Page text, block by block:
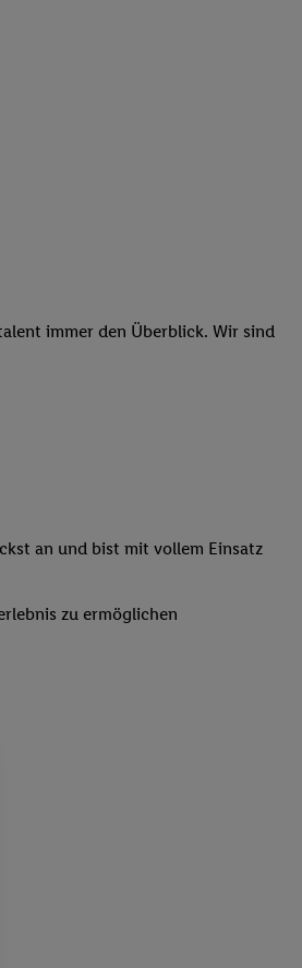
immer den Überblick. Wir sind
an und bist mit vollem Einsatz
zu ermöglichen